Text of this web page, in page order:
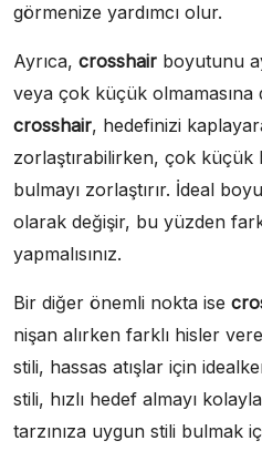
görmenize yardımcı olur.
Ayrıca, crosshair boyutunu
veya çok küçük
crosshair, hedefinizi
zorlaştırabilirken, çok küçük
bulmayı zorlaştırır. İdeal
olarak değişir, bu yüzden
yapmalısınız.
Bir diğer önemli nokta ise
nişan alırken farklı hisler
stili, hassas atışlar için
stili, hızlı hedef almayı
tarzınıza uygun stili bulmak